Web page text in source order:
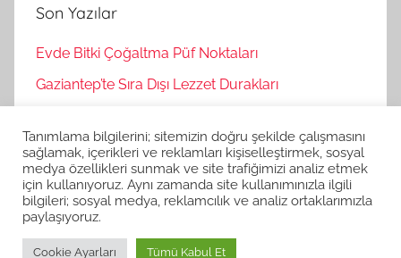
a
Son Yazılar
Evde Bitki Çoğaltma Püf Noktaları
Gaziantep’te Sıra Dışı Lezzet Durakları
Korku Oyunları İle Stres Atma
Strateji Oyunlarının Zihinsel Faydaları
Tanımlama bilgilerini; sitemizin doğru şekilde çalışmasını
sağlamak, içerikleri ve reklamları kişiselleştirmek, sosyal
medya özellikleri sunmak ve site trafiğimizi analiz etmek
için kullanıyoruz. Aynı zamanda site kullanımınızla ilgili
bilgileri; sosyal medya, reklamcılık ve analiz ortaklarımızla
paylaşıyoruz.
Cookie Ayarları Tümü Kabul Et